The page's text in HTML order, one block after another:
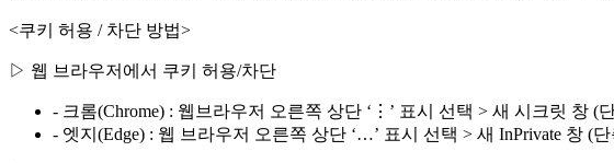
<쿠키 허용 / 차단 방법>
▷ 웹 브라우저에서 쿠키 허용/차단
- 크롬(Chrome) : 웹브라우저 오른쪽 상단 ‘⋮’ 표시 선택 > 새 시크릿 창 (
- 엣지(Edge) : 웹 브라우저 오른쪽 상단 ‘…’ 표시 선택 > 새 InPrivate 창 (